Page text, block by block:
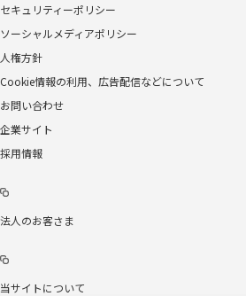
セキュリティーポリシー
ソーシャルメディアポリシー
人権方針
Cookie情報の利用、広告配信などについて
お問い合わせ
企業サイト
採用情報
法人のお客さま
当サイトについて